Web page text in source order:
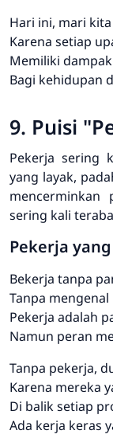
Hari ini, mari
Karena setiap
Memiliki
Bagi kehidupan
9. Puisi
Pekerja sering
yang layak,
mencerminkan
sering kali
Pekerja
Bekerja tanpa
Tanpa mengenal
Pekerja adalah
Namun peran
Tanpa pekerja,
Karena mereka
Di balik setiap
Ada kerja keras